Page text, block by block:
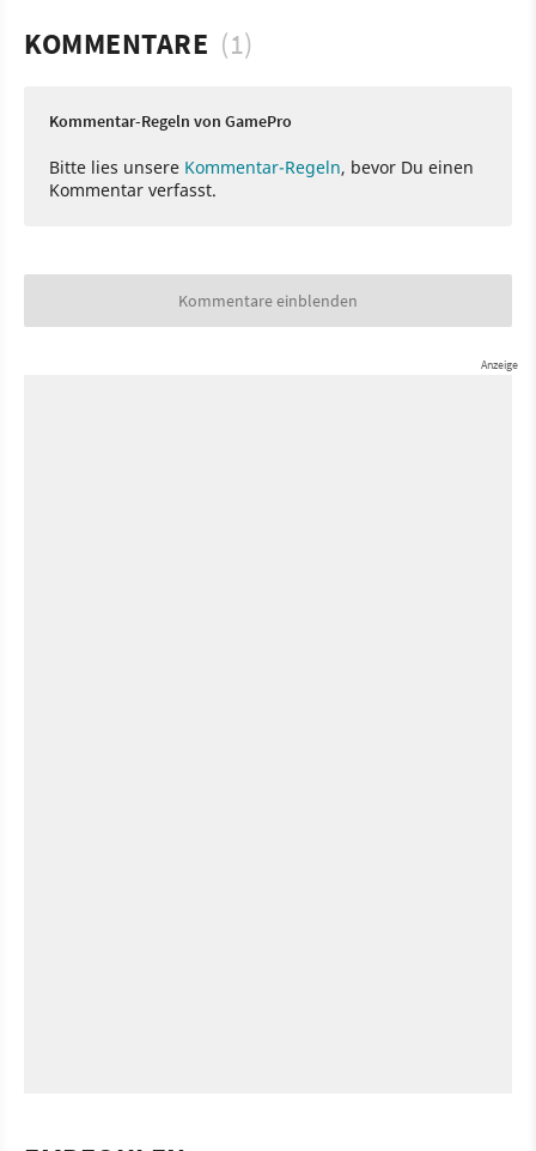
KOMMENTARE (1)
Kommentar-Regeln von GamePro
Bitte lies unsere Kommentar-Regeln, bevor Du einen
Kommentar verfasst.
Kommentare einblenden